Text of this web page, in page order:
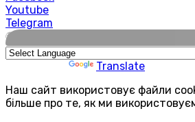
Youtube
Telegram
🌍
Translate
Наш сайт використовує файли
більше про те, як ми